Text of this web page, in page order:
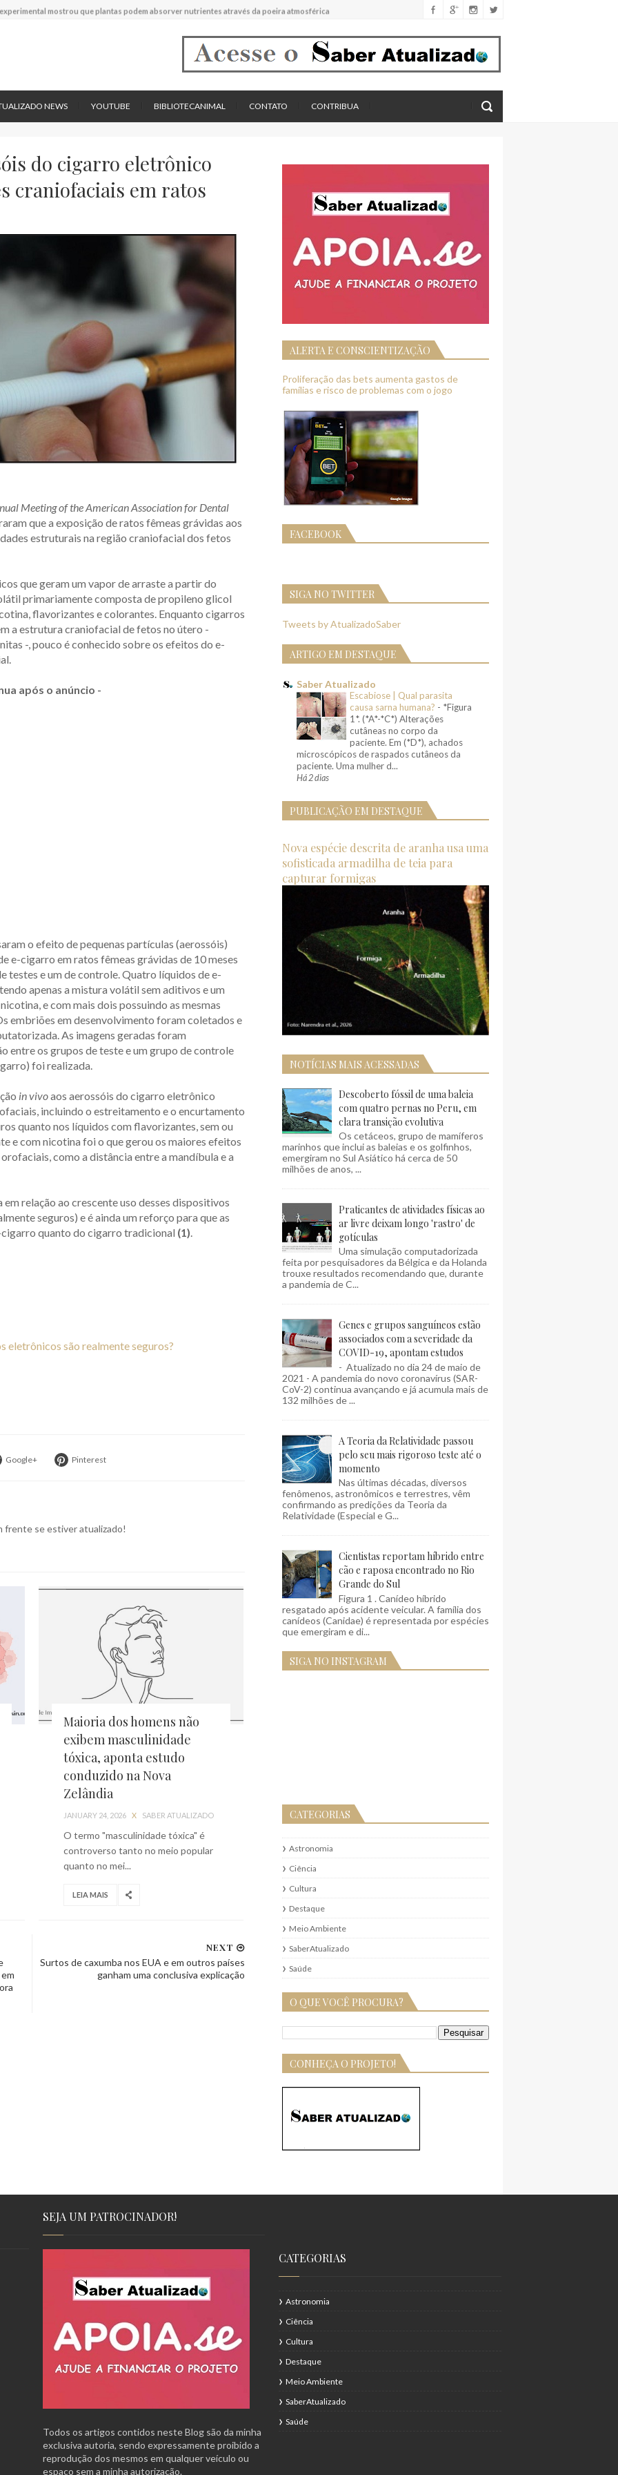
mostrou que plantas podem absorver nutrientes através da poeira atmosférica
cardíacos promovem supressão do crescimento de cânceres no coração de mamíferos, aponta estudo
NEWS YOUTUBE BIBLIOTECANIMAL CONTATO CONTRIBUA
do cigarro eletrônico
craniofaciais em ratos
Meeting of the American Association for Dental
que a exposição de ratos fêmeas grávidas aos
estruturais na região craniofacial dos fetos
que geram um vapor de arraste a partir do
primariamente composta de propileno glicol
flavorizantes e colorantes. Enquanto cigarros
a estrutura craniofacial de fetos no útero -
-, pouco é conhecido sobre os efeitos do e-
após o anúncio -
o efeito de pequenas partículas (aerossóis)
e-cigarro em ratos fêmeas grávidas de 10 meses
testes e um de controle. Quatro líquidos de e-
apenas a mistura volátil sem aditivos e um
e com mais dois possuindo as mesmas
embriões em desenvolvimento foram coletados e
As imagens geradas foram
entre os grupos de teste e um grupo de controle
foi realizada.
in vivoaos aerossóis do cigarro eletrônico
incluindo o estreitamento e o encurtamento
quanto nos líquidos com flavorizantes, sem ou
e com nicotina foi o que gerou os maiores efeitos
como a distância entre a mandíbula e a
relação ao crescente uso desses dispositivos
seguros) e é ainda um reforço para que as
quanto do cigarro tradicional (1).
eletrônicos são realmente seguros?
Google+ Pinterest
frente se estiver atualizado!
Maioria dos homens não
exibem masculinidade
tóxica, aponta estudo
conduzido na Nova
Zelândia
JANUARY 24, 2026 X SABER ATUALIZADO
O termo "masculinidade tóxica" é
controverso tanto no meio popular
quanto no mei...
LEIA MAIS
NEXT
Surtos de caxumba nos EUA e em outros países
ganham uma conclusiva explicação
ALERTA E CONSCIENTIZAÇÃO
Proliferação das bets aumenta gastos de
famílias e risco de problemas com o jogo
FACEBOOK
SIGA NO TWITTER
Tweets by AtualizadoSaber
ARTIGO EM DESTAQUE
Saber Atualizado
Escabiose | Qual parasita
causa sarna humana? - *Figura
1*. (*A*-*C*) Alterações
cutâneas no corpo da
paciente. Em (*D*), achados
microscópicos de raspados cutâneos da
paciente. Uma mulher d...
Há 2 dias
PUBLICAÇÃO EM DESTAQUE
Nova espécie descrita de aranha usa uma
sofisticada armadilha de teia para
capturar formigas
NOTÍCIAS MAIS ACESSADAS
Descoberto fóssil de uma baleia
com quatro pernas no Peru, em
clara transição evolutiva
Os cetáceos, grupo de mamíferos
marinhos que inclui as baleias e os golfinhos,
emergiram no Sul Asiático há cerca de 50
milhões de anos, ...
Praticantes de atividades físicas ao
ar livre deixam longo 'rastro' de
gotículas
Uma simulação computadorizada
feita por pesquisadores da Bélgica e da Holanda
trouxe resultados recomendando que, durante
a pandemia de C...
Genes e grupos sanguíneos estão
associados com a severidade da
COVID-19, apontam estudos
- Atualizado no dia 24 de maio de
2021 - A pandemia do novo coronavírus (SAR-
CoV-2) continua avançando e já acumula mais de
132 milhões de ...
A Teoria da Relatividade passou
pelo seu mais rigoroso teste até o
momento
Nas últimas décadas, diversos
fenômenos, astronômicos e terrestres, vêm
confirmando as predições da Teoria da
Relatividade (Especial e G...
Cientistas reportam híbrido entre
cão e raposa encontrado no Rio
Grande do Sul
Figura 1 . Canídeo híbrido
resgatado após acidente veicular. A família dos
canídeos (Canidae) é representada por espécies
que emergiram e di...
SIGA NO INSTAGRAM
CATEGORIAS
Astronomia
Ciência
Cultura
Destaque
Meio Ambiente
SaberAtualizado
Saúde
O QUE VOCÊ PROCURA?
CONHEÇA O PROJETO!
SEJA UM PATROCINADOR!
Todos os artigos contidos neste Blog são da minha
exclusiva autoria, sendo expressamente proibido a
reprodução dos mesmos em qualquer veículo ou
espaço sem a minha autorização.
CATEGORIAS
Astronomia
Ciência
Cultura
Destaque
Meio Ambiente
SaberAtualizado
Saúde